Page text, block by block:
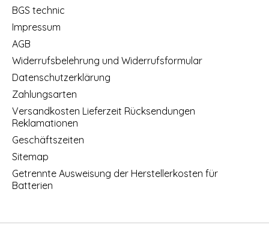
BGS technic
Impressum
AGB
Widerrufsbelehrung und Widerrufsformular
Datenschutzerklärung
Zahlungsarten
Versandkosten Lieferzeit Rücksendungen
Reklamationen
Geschäftszeiten
Sitemap
Getrennte Ausweisung der Herstellerkosten für
Batterien